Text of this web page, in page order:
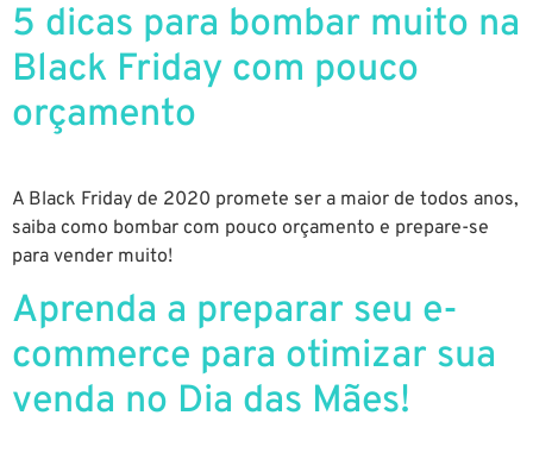
5 dicas para bombar muito na
Black Friday com pouco
orçamento
A Black Friday de 2020 promete ser a maior de todos anos,
saiba como bombar com pouco orçamento e prepare-se
para vender muito!
Aprenda a preparar seu e-
commerce para otimizar sua
venda no Dia das Mães!